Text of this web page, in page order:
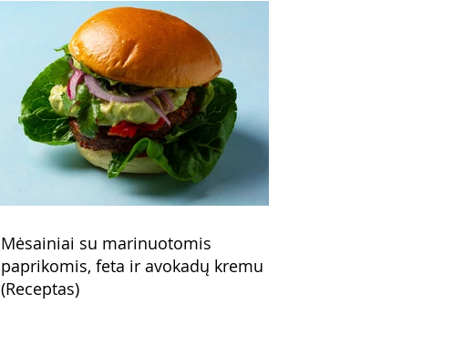
Mėsainiai su marinuotomis
paprikomis, feta ir avokadų kremu
(Receptas)